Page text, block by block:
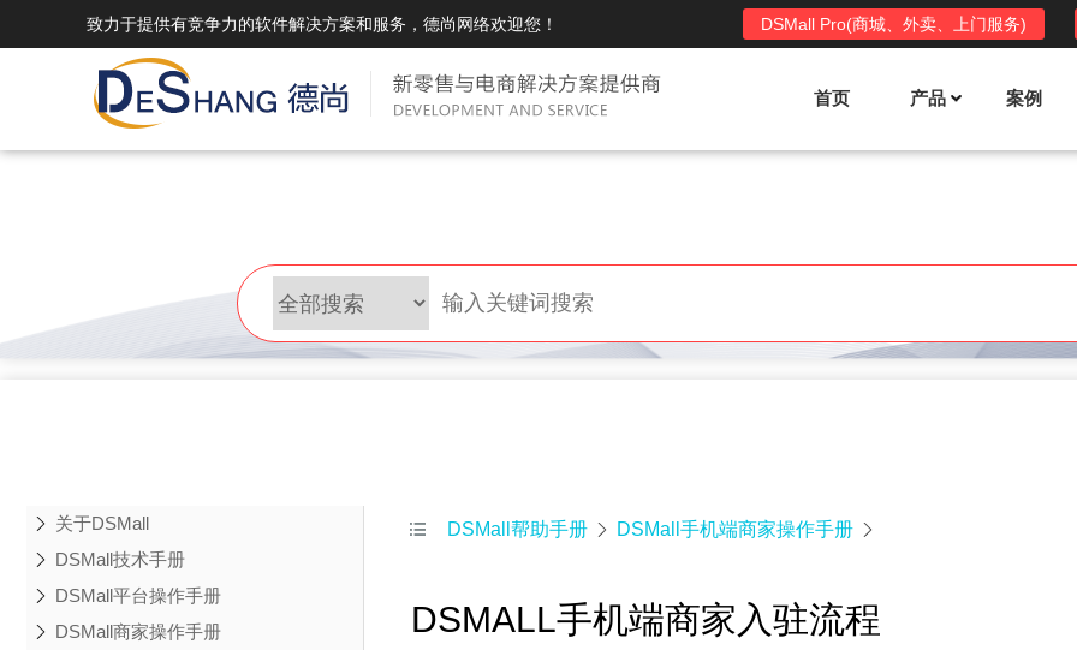
致力于提供有竞争力的软件解决方案和服务，德尚网络欢迎您！ DSMall Pro(商城、外卖、上门服务)
首页 产品
DSMall Pro功能列表
DSMall Pro支持商城购物，外卖，上门
服务，短视频等功能。
DSMall功能列表
系统支持平台自营、分销、拼团、限时
折扣、优惠套装、微信、小程序等
DSShop功能列表
案例
关于DSMall
DSMall技术手册
DSMall平台操作手册
DSMall商家操作手册
 DSMall帮助手册  DSMall手机端商家操作手册 
DSMALL手机端商家入驻流程